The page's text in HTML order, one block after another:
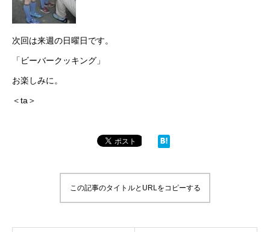
次回は来週の日曜日です。
「ビーバークッキング」
お楽しみに。
＜ta＞
この記事のタイトルとURLをコピーする